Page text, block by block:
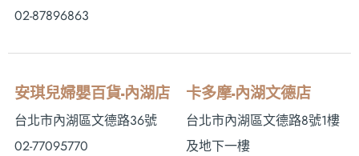
02-87896863
安琪兒婦嬰百貨-內湖店
台北市內湖區文德路36號
02-77095770
卡多摩-內湖文德店
台北市內湖區文德路8號1樓
及地下一樓